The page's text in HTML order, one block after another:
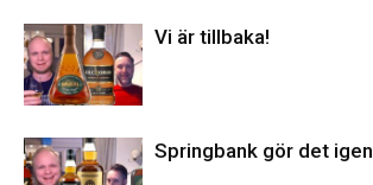
Vi är tillbaka!
Springbank gör det igen